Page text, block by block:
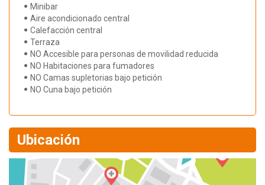
Minibar
Aire acondicionado central
Calefacción central
Terraza
NO Accesible para personas de movilidad reducida
NO Habitaciones para fumadores
NO Camas supletorias bajo petición
NO Cuna bajo petición
Ubicación